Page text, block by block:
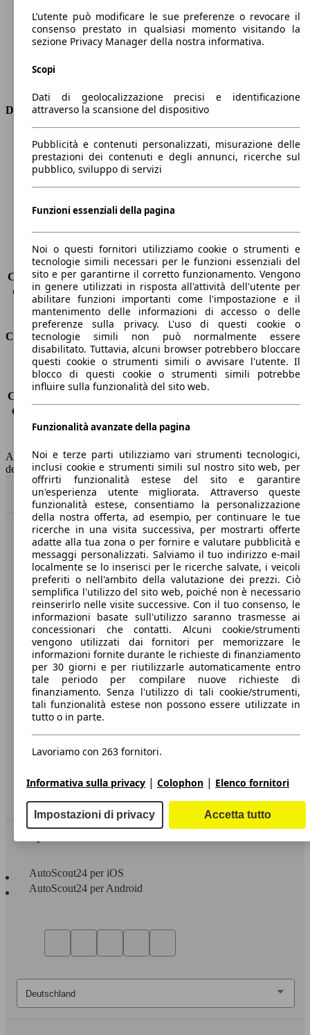
Cilindrata
1499 ccm
Carburante
Diesel
Trasmissione
Dimensioni
Lunghezza
4360 mm
Altezza
1480 mm
Larghezza
1820 mm
Passo
2650 mm
Carico massimo
-
Porte
5
Sedili
5
Carico sul tetto
-
Capacità di traino (senza freni) -
Capacità di traino (con freni)
1200 kg
Volume del bagagliaio
277 - 1148 l
Consumi
Emissioni di CO2*
98 g/km (komb.)
Consumo (urbano)
4.3 l/100km
Consumo (extra-urbano)
Consumo (combinato)*
Classe di emissione
Euro 6
AutoScout24 non si assume alcuna responsabilità per la correttezza
dei dati.
Torna su
Benvenuti su AutoScout24, il mercato auto europeo.
Società
A proposito di AutoScout24
Stampa
Media
Condizioni generali
Informazioni
Dichiarazione di Accessibilità
Servizi
Area rivenditori
AutoScout24 per iOS
AutoScout24 per Android
L’utente può modificare le sue preferenze o revocare il
consenso prestato in qualsiasi momento visitando la
sezione Privacy Manager della nostra informativa.
Scopi
Dati di geolocalizzazione precisi e identificazione
attraverso la scansione del dispositivo
Pubblicità e contenuti personalizzati, misurazione delle
prestazioni dei contenuti e degli annunci, ricerche sul
pubblico, sviluppo di servizi
Funzioni essenziali della pagina
Noi o questi fornitori utilizziamo cookie o strumenti e
tecnologie simili necessari per le funzioni essenziali del
sito e per garantirne il corretto funzionamento. Vengono
in genere utilizzati in risposta all'attività dell'utente per
abilitare funzioni importanti come l'impostazione e il
mantenimento delle informazioni di accesso o delle
preferenze sulla privacy. L'uso di questi cookie o
tecnologie simili non può normalmente essere
disabilitato. Tuttavia, alcuni browser potrebbero bloccare
questi cookie o strumenti simili o avvisare l'utente. Il
blocco di questi cookie o strumenti simili potrebbe
influire sulla funzionalità del sito web.
Funzionalità avanzate della pagina
Noi e terze parti utilizziamo vari strumenti tecnologici,
inclusi cookie e strumenti simili sul nostro sito web, per
offrirti funzionalità estese del sito e garantire
un'esperienza utente migliorata. Attraverso queste
funzionalità estese, consentiamo la personalizzazione
della nostra offerta, ad esempio, per continuare le tue
ricerche in una visita successiva, per mostrarti offerte
adatte alla tua zona o per fornire e valutare pubblicità e
messaggi personalizzati. Salviamo il tuo indirizzo e-mail
localmente se lo inserisci per le ricerche salvate, i veicoli
preferiti o nell'ambito della valutazione dei prezzi. Ciò
semplifica l'utilizzo del sito web, poiché non è necessario
reinserirlo nelle visite successive. Con il tuo consenso, le
informazioni basate sull'utilizzo saranno trasmesse ai
concessionari che contatti. Alcuni cookie/strumenti
vengono utilizzati dai fornitori per memorizzare le
informazioni fornite durante le richieste di finanziamento
per 30 giorni e per riutilizzarle automaticamente entro
tale periodo per compilare nuove richieste di
finanziamento. Senza l'utilizzo di tali cookie/strumenti,
tali funzionalità estese non possono essere utilizzate in
tutto o in parte.
Lavoriamo con 263 fornitori.
Informativa sulla privacy | Colophon | Elenco fornitori
Impostazioni di privacy Accetta tutto